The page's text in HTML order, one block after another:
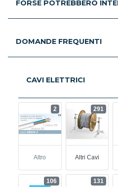
FORSE POTREBBERO
DOMANDE FREQUENTI
CAVI ELETTRICI
Altro
2
Altri Cavi
291
106 131